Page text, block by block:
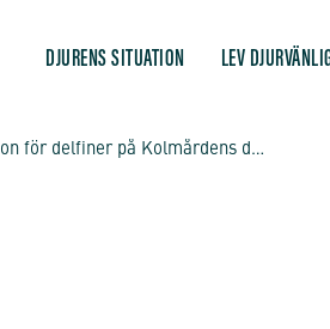
DJURENS SITUATION LEV
Manifestation för delfiner på Kolmårdens delfinarium